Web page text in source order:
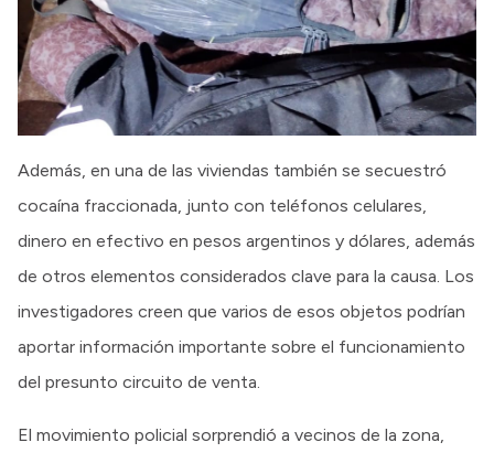
Además, en una de las viviendas también se secuestró
cocaína fraccionada, junto con teléfonos celulares,
dinero en efectivo en pesos argentinos y dólares, además
de otros elementos considerados clave para la causa. Los
investigadores creen que varios de esos objetos podrían
aportar información importante sobre el funcionamiento
del presunto circuito de venta.
El movimiento policial sorprendió a vecinos de la zona,